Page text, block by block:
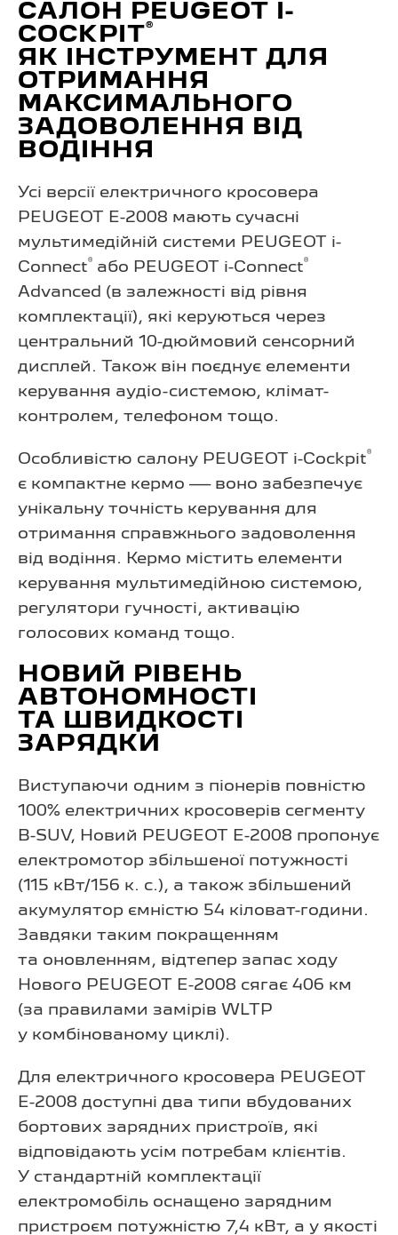
САЛОН PEUGEOT I-
COCKPIT®
ЯК ІНСТРУМЕНТ ДЛЯ
ОТРИМАННЯ
МАКСИМАЛЬНОГО
ЗАДОВОЛЕННЯ ВІД
ВОДІННЯ
Усі версії електричного кросовера
PEUGEOT E-2008 мають сучасні
мультимедійній системи PEUGEOT i-
Connect® або PEUGEOT i-Connect®
Advanced (в залежності від рівня
комплектації), які керуються через
центральний 10-дюймовий сенсорний
дисплей. Також він поєднує елементи
керування аудіо-системою, клімат-
контролем, телефоном тощо.
Особливістю салону PEUGEOT i-Cockpit®
є компактне кермо — воно забезпечує
унікальну точність керування для
отримання справжнього задоволення
від водіння. Кермо містить елементи
керування мультимедійною системою,
регулятори гучності, активацію
голосових команд тощо.
НОВИЙ РІВЕНЬ
АВТОНОМНОСТІ
ТА ШВИДКОСТІ
ЗАРЯДКИ
Виступаючи одним з піонерів повністю
100% електричних кросоверів сегменту
B-SUV, Новий PEUGEOT E-2008 пропонує
електромотор збільшеної потужності
(115 кВт/156 к. с.), а також збільшений
акумулятор ємністю 54 кіловат-години.
Завдяки таким покращенням
та оновленням, відтепер запас ходу
Нового PEUGEOT E-2008 сягає 406 км
(за правилами замірів WLTP
у комбінованому циклі).
Для електричного кросовера PEUGEOT
E-2008 доступні два типи вбудованих
бортових зарядних пристроїв, які
відповідають усім потребам клієнтів.
У стандартній комплектації
електромобіль оснащено зарядним
пристроєм потужністю 7,4 кВт, а у якості